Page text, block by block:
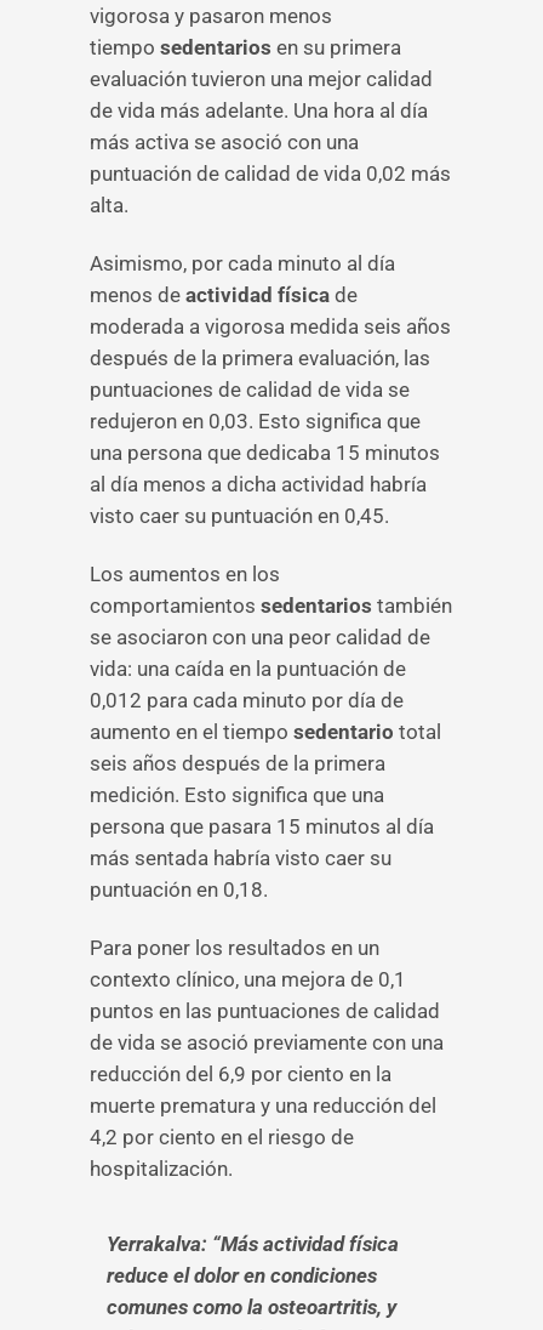
vigorosa y pasaron menos
tiempo sedentarios en su primera
evaluación tuvieron una mejor calidad
de vida más adelante. Una hora al día
más activa se asoció con una
puntuación de calidad de vida 0,02 más
alta.
Asimismo, por cada minuto al día
menos de actividad física de
moderada a vigorosa medida seis años
después de la primera evaluación, las
puntuaciones de calidad de vida se
redujeron en 0,03. Esto significa que
una persona que dedicaba 15 minutos
al día menos a dicha actividad habría
visto caer su puntuación en 0,45.
Los aumentos en los
comportamientos sedentarios también
se asociaron con una peor calidad de
vida: una caída en la puntuación de
0,012 para cada minuto por día de
aumento en el tiempo sedentario total
seis años después de la primera
medición. Esto significa que una
persona que pasara 15 minutos al día
más sentada habría visto caer su
puntuación en 0,18.
Para poner los resultados en un
contexto clínico, una mejora de 0,1
puntos en las puntuaciones de calidad
de vida se asoció previamente con una
reducción del 6,9 por ciento en la
muerte prematura y una reducción del
4,2 por ciento en el riesgo de
hospitalización.
Yerrakalva: “Más actividad física
reduce el dolor en condiciones
comunes como la osteoartritis, y